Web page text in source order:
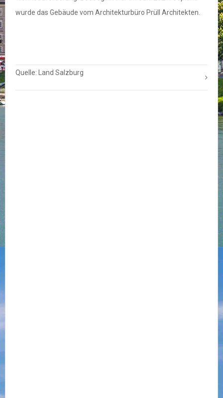
wurde das Gebäude vom Architekturbüro Prüll Architekten.
Quelle: Land Salzburg